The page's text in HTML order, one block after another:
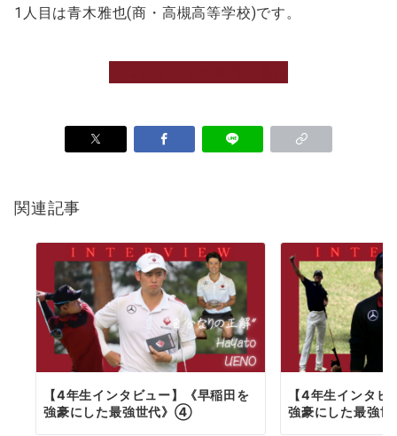
1人目は青木雅也(商・高槻高等学校)です。
関連記事
【4年生インタビュー】《早稲田を
強豪にした最強世代》④
【4年生インタビ
強豪にした最強